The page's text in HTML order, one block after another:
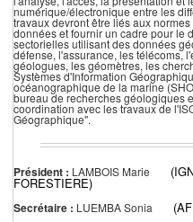
numérique/électronique entre les
travaux devront être liés aux
données et fournir un cadre pour le
sectorielles utilisant des données
défense, l'assurance, les télécoms,
géologues, les géomètres, les
Systèmes d'Information
océanographique de la marine
bureau de recherches géologiques
coordination avec les travaux de
Géographique".
Président : LAMBOIS Marie
FORESTIERE)
Secrétaire : LUEMBA Sonia